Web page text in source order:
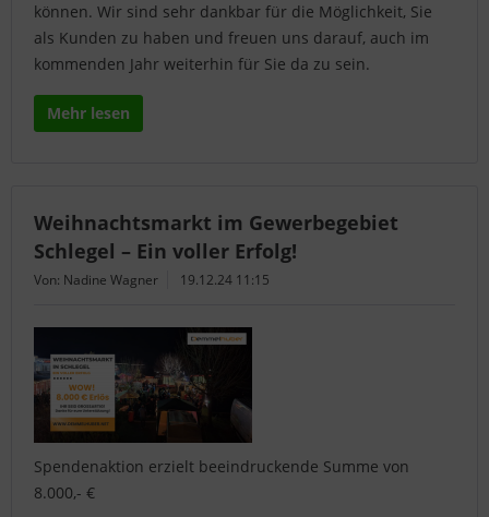
können. Wir sind sehr dankbar für die Möglichkeit, Sie
als Kunden zu haben und freuen uns darauf, auch im
kommenden Jahr weiterhin für Sie da zu sein.
Mehr lesen
Weihnachtsmarkt im Gewerbegebiet
Schlegel – Ein voller Erfolg!
Von: Nadine Wagner 19.12.24 11:15
Spendenaktion erzielt beeindruckende Summe von
8.000,- €